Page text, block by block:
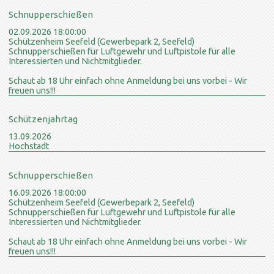
Schnupperschießen
02.09.2026 18:00:00
Schützenheim Seefeld (Gewerbepark 2, Seefeld)
Schnupperschießen für Luftgewehr und Luftpistole für alle
Interessierten und Nichtmitglieder.
Schaut ab 18 Uhr einfach ohne Anmeldung bei uns vorbei - Wir
freuen uns!!!
Schützenjahrtag
13.09.2026
Hochstadt
Schnupperschießen
16.09.2026 18:00:00
Schützenheim Seefeld (Gewerbepark 2, Seefeld)
Schnupperschießen für Luftgewehr und Luftpistole für alle
Interessierten und Nichtmitglieder.
Schaut ab 18 Uhr einfach ohne Anmeldung bei uns vorbei - Wir
freuen uns!!!